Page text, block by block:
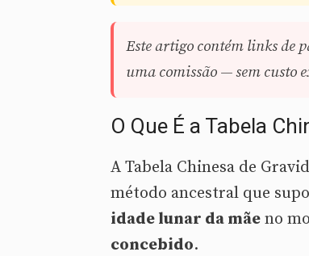
Este artigo contém links de
uma comissão — sem custo
O Que É a Tabela
A Tabela Chinesa de
método ancestral que
idade lunar da mãe no
concebido.